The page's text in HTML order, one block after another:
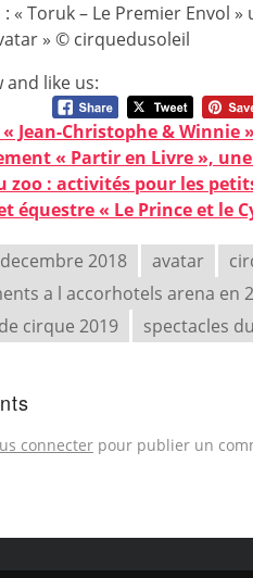
« Toruk – Le Premier Envol
» © cirquedusoleil
and like us:
Jean-Christophe &
« Partir en Livre »,
zoo : activités pour les
équestre « Le Prince et le
2018 avatar
a l accorhotels arena en
cirque 2019
spectacles
connecter pour publier un